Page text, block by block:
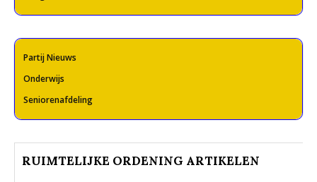
Partij Nieuws
Onderwijs
Seniorenafdeling
RUIMTELIJKE ORDENING ARTIKELEN